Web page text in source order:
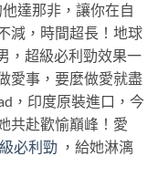
達那非，讓你在自
減，時間超長！地球
，超級必利勁效果一
愛事，要麼做愛就盡
，印度原裝進口，今
共赴歡愉巔峰！愛
必利勁 ，給她淋漓